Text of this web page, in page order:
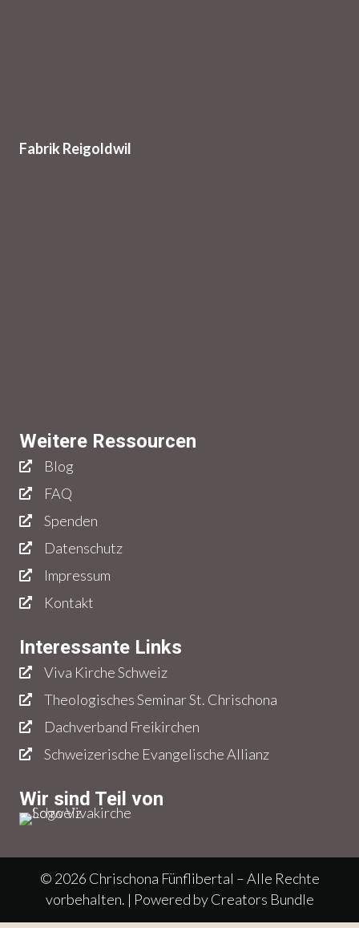
Fabrik Reigoldwil
Weitere Ressourcen
Blog
FAQ
Spenden
Datenschutz
Impressum
Kontakt
Interessante Links
Viva Kirche Schweiz
Theologisches Seminar St. Chrischona
Dachverband Freikirchen
Schweizerische Evangelische Allianz
Wir sind Teil von
© 2026 Chrischona Fünflibertal – Alle Rechte
vorbehalten. | Powered byCreators Bundle